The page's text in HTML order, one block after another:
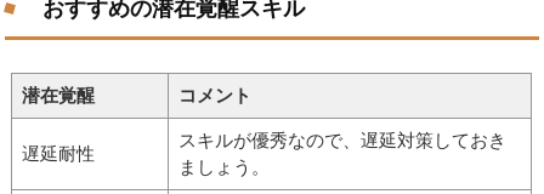
おすすめの潜在覚醒スキル
潜在覚醒 コメント
遅延耐性
スキルが優秀なので、遅延対策しておき
ましょう。